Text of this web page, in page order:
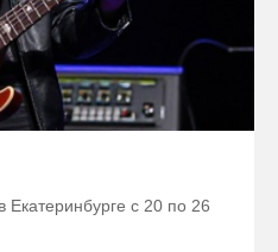
с 20 по 26